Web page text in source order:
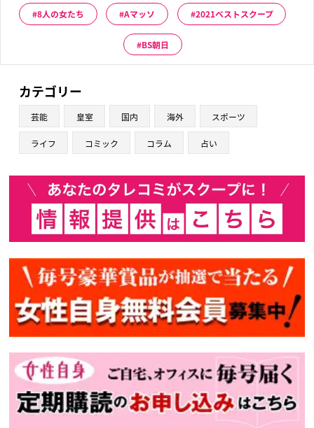
8人の女たち Aマッソ 2021ベストスクープ
BS朝日
カテゴリー
芸能 皇室 国内 海外 スポーツ
ライフ コミック コラム 占い